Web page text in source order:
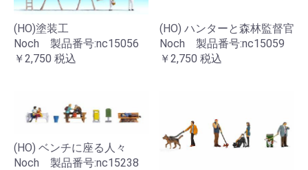
(HO)塗装工
Noch 製品番号:nc15056
￥2,750 税込
(HO) ハンターと森林監督官
Noch 製品番号:nc15059
￥2,750 税込
(HO) ベンチに座る人々
Noch 製品番号:nc15238